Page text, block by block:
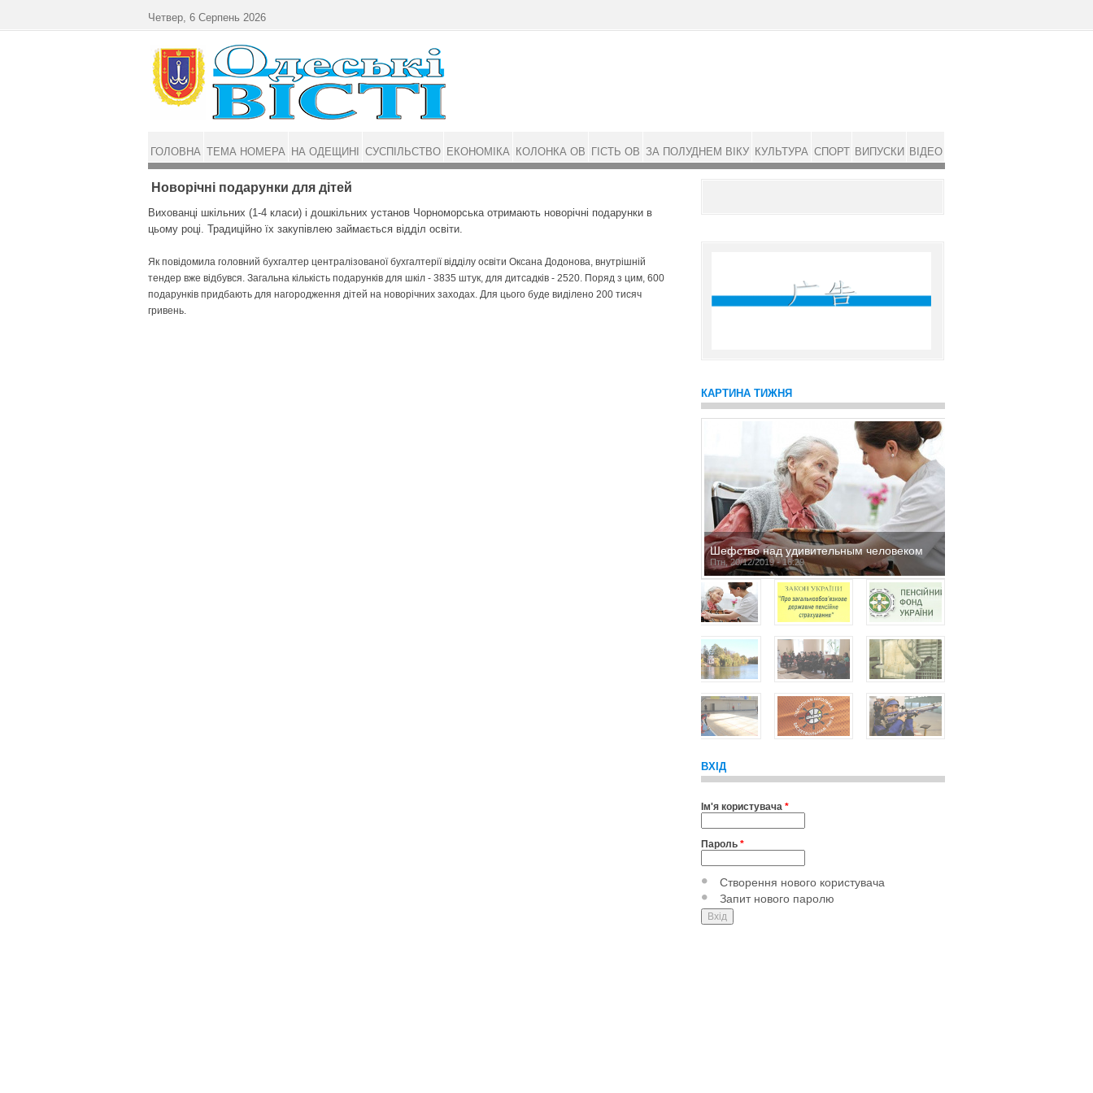
Новорічні подарунки для дітей
Вихованці шкільних (1-4 класи) і дошкільних установ Чорноморська отримають новорічні подарунки в
цьому році. Традиційно їх закупівлею займається відділ освіти.
Як повідомила головний бухгалтер централізованої бухгалтерії відділу освіти Оксана Додонова, внутрішній
тендер вже відбувся. Загальна кількість подарунків для шкіл - 3835 штук, для дитсадків - 2520. Поряд з цим, 600
подарунків придбають для нагородження дітей на новорічних заходах. Для цього буде виділено 200 тисяч
гривень.
КАРТИНА ТИЖНЯ
Шефство над удивительным человеком
Птн, 20/12/2019 - 16:29
ВХІД
Ім'я користувача *
Пароль *
Створення нового користувача
Запит нового паролю
Четвер, 6 Серпень 2026
ГОЛОВНА ТЕМА НОМЕРА НА ОДЕЩИНІ СУСПІЛЬСТВО ЕКОНОМІКА КОЛОНКА ОВ ГІСТЬ ОВ ЗА ПОЛУДНЕМ ВІКУ КУЛЬТУРА СПОРТ ВИПУСКИ ВІДЕО